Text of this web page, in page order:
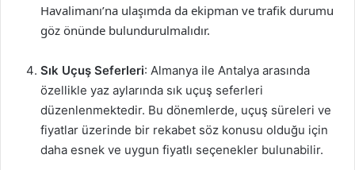
Havalimanı’na ulaşımda da ekipman ve trafik durumu
göz önünde bulundurulmalıdır.
Sık Uçuş Seferleri: Almanya ile Antalya arasında
özellikle yaz aylarında sık uçuş seferleri
düzenlenmektedir. Bu dönemlerde, uçuş süreleri ve
fiyatlar üzerinde bir rekabet söz konusu olduğu için
daha esnek ve uygun fiyatlı seçenekler bulunabilir.